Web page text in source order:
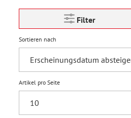
Filter
Sortieren nach
Artikel pro Seite